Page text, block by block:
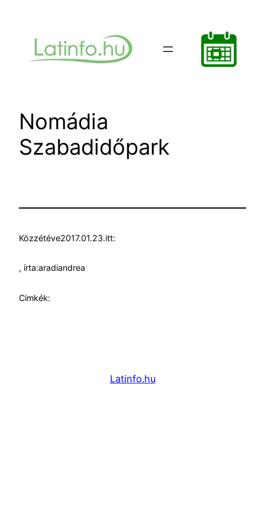
tartalomhoz
Nomádia
Szabadidőpark
Közzétéve2017.01.23.itt:
, írta:aradiandrea
Cimkék:
Latinfo.hu